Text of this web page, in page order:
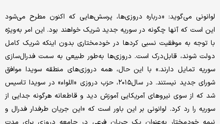
لوانونی می‌گوید: «درباره دروزی‌ها، پرسش‌هایی که اکنون مطرح می‌شود
این است که آنها چگونه در سوریه جدید شریک خواهند بود. این امر به‌ویژه
با توجه به موفقیت نسبی کردها در خودمختاری بدون اینکه شریک کامل
دولت شوند، قابل‌درک است. دروزی‌ها به‌طور طبیعی به سمت فدرال‌سازی
سوریه تمایل دارند.» با این ‌حال، همه دروزی‌های منطقه‌ سویدا موافق
شورای جدید نیستند. در سال۲۰۱۵، حزب دروزی «اللواء» در سویدا تاسیس
شد که از سوی نیروهای آمریکایی آموزش دید و قاطعانه هرگونه جدایی از
سوریه را رد کرد. لوانونی بر این باور است که «این جریان طرفدار فدرال و